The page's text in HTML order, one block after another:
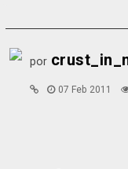
por
07 Feb 2011